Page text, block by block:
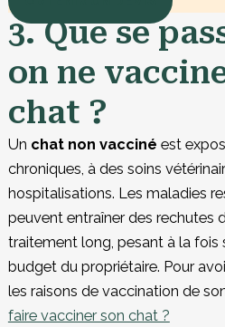
3. Que se
on ne
chat ?
Un chat non vacciné est
chroniques, à des soins
hospitalisations. Les maladies
peuvent entraîner des rechutes
traitement long, pesant à la fois
budget du propriétaire. Pour
les raisons de vaccination de
faire vacciner son chat ?